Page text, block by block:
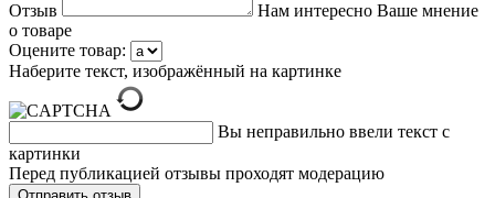
Отзыв
Нам интересно Ваше мнение
о товаре
Оцените товар:
Наберите текст, изображённый на картинке
Вы неправильно ввели текст с
картинки
Перед публикацией отзывы проходят модерацию